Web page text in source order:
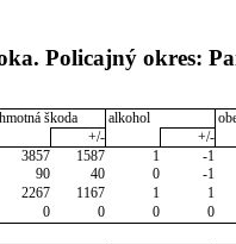
Policajný okres:
hmotná škoda alkohol
+/- +/-
3857 1587 1 -1
90 40 0 -1
2267 1167 1 1
0 0 0 0